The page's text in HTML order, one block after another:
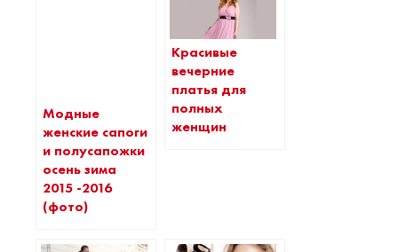
Модные
женские сапоги
и полусапожки
осень зима
2015 -2016
(фото)
Красивые
вечерние
платья для
полных
женщин